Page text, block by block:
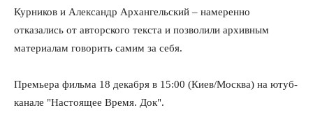
Курников и Александр Архангельский – намеренно
отказались от авторского текста и позволили архивным
материалам говорить самим за себя.
Премьера фильма 18 декабря в 15:00 (Киев/Москва) на ютуб-
канале "Настоящее Время. Док".